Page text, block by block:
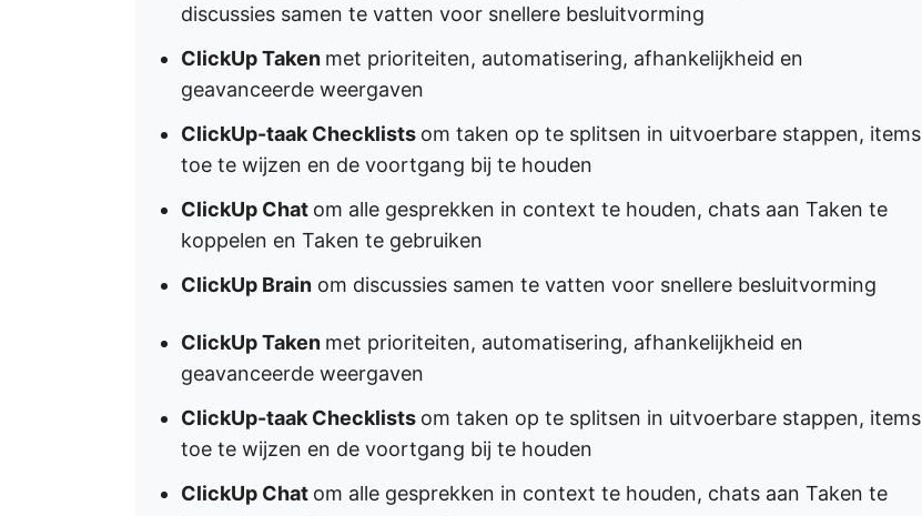
discussies samen te vatten voor snellere besluitvorming
ClickUp Taken met prioriteiten, automatisering, afhankelijkheid en
geavanceerde weergaven
ClickUp-taak Checklists om taken op te splitsen in uitvoerbare stappen, items
toe te wijzen en de voortgang bij te houden
ClickUp Chat om alle gesprekken in context te houden, chats aan Taken te
koppelen en Taken te gebruiken
ClickUp Brain om discussies samen te vatten voor snellere besluitvorming
ClickUp Taken met prioriteiten, automatisering, afhankelijkheid en
geavanceerde weergaven
ClickUp-taak Checklists om taken op te splitsen in uitvoerbare stappen, items
toe te wijzen en de voortgang bij te houden
ClickUp Chat om alle gesprekken in context te houden, chats aan Taken te